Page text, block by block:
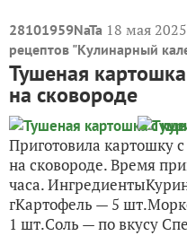
28101959NaTa 18 мая
рецептов "Кулинарный
Тушеная
на сковороде
Приготовила картошку
на сковороде. Время
часа.
гКартофель — 5
1 шт.Соль — по вкусу